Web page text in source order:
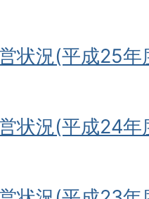
状況(平成25
状況(平成24